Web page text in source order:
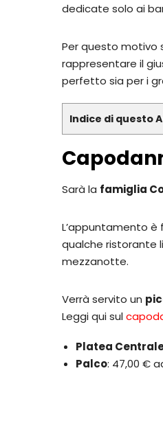
dedicate solo ai
Per questo motivo
rappresentare il
perfetto sia per i
Indice di questo
Sarà la famiglia
L’appuntamento è
qualche ristorante
mezzanotte.
Verrà servito un
Leggi qui sul
Platea
Palco: 47,00 €